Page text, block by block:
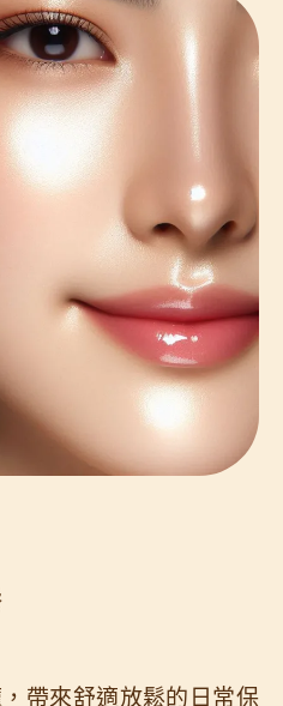
帶來舒適放鬆的日常保